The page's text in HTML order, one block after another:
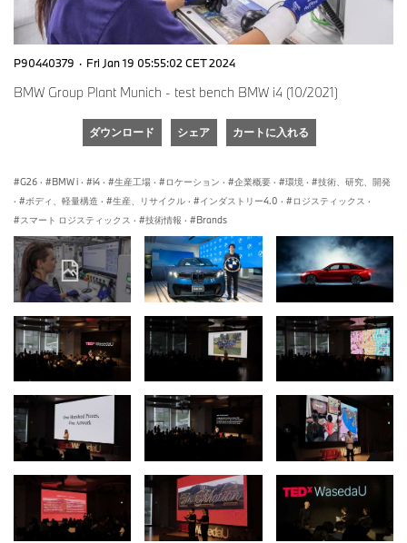
P90440379 · Fri Jan 19 05:55:02 CET 2024
BMW Group Plant Munich - test bench BMW i4 (10/2021)
ダウンロード シェア カートに入れる
G26 · BMW i · i4 · 生産工場 · ロケーション · 企業概要 · 環境 ·
技術、研究、開発
·
ボディ、軽量構造 · 生産、リサイクル · インダストリー4.0 · ロジスティックス ·
スマート ロジスティックス · 技術情報 · Brands